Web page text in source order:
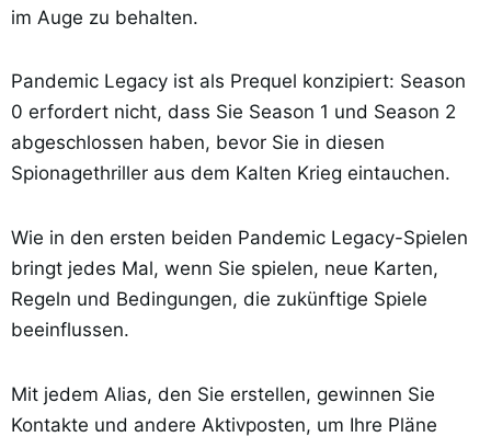
im Auge zu behalten.
Pandemic Legacy ist als Prequel konzipiert: Season
0 erfordert nicht, dass Sie Season 1 und Season 2
abgeschlossen haben, bevor Sie in diesen
Spionagethriller aus dem Kalten Krieg eintauchen.
Wie in den ersten beiden Pandemic Legacy-Spielen
bringt jedes Mal, wenn Sie spielen, neue Karten,
Regeln und Bedingungen, die zukünftige Spiele
beeinflussen.
Mit jedem Alias, den Sie erstellen, gewinnen Sie
Kontakte und andere Aktivposten, um Ihre Pläne